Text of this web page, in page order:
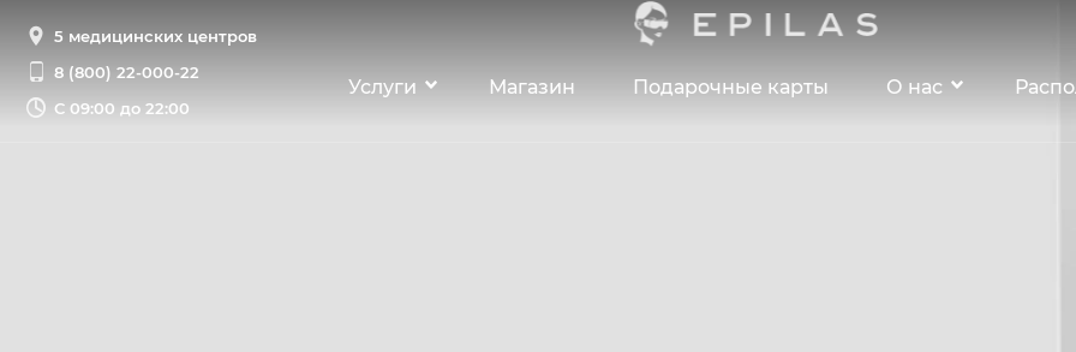
5 медицинских центров
8 (800) 22-000-22
С 09:00 до 22:00
Услуги Магазин Подарочные карты О нас